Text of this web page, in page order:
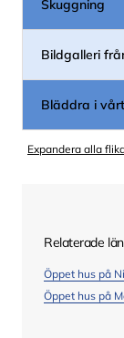
Skuggning
Bildgalleri
Bläddra i
Expandera alla
Relaterade
Öppet hus på
Öppet hus på